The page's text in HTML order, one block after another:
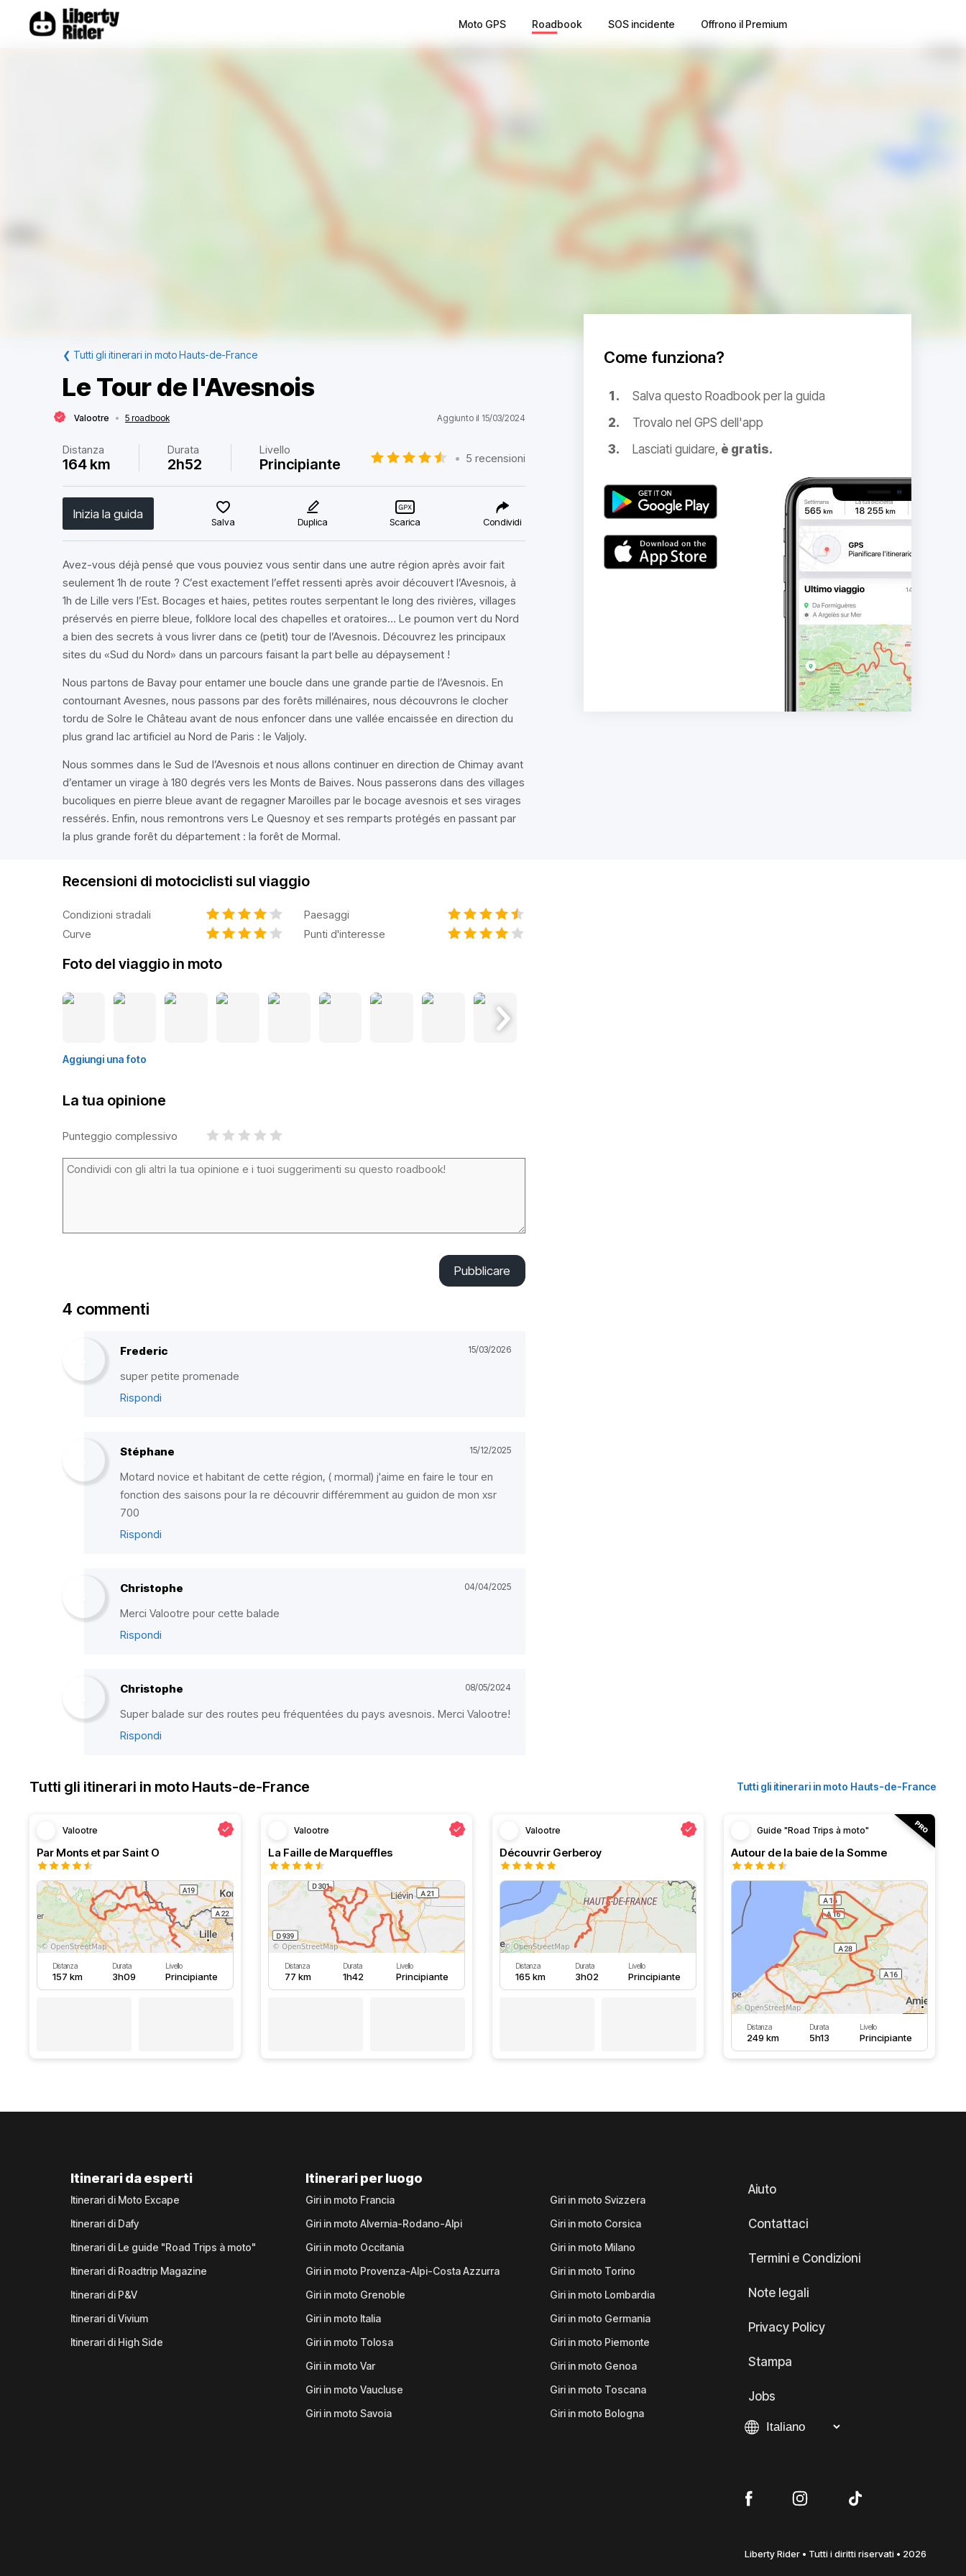
Moto GPS Roadbook SOS incidente Offrono il Premium
❮ Tutti gli itinerari in moto Hauts-de-France
Le Tour de l'Avesnois
Valootre • 5 roadbook Aggiunto il 15/03/2024
Distanza
164 km
Durata
2h52
Livello
Principiante • 5 recensioni
Inizia la guida
Salva Duplica Scarica Condividi
Avez-vous déjà pensé que vous pouviez vous sentir dans une autre région après avoir fait
seulement 1h de route ? C’est exactement l’effet ressenti après avoir découvert l’Avesnois, à
1h de Lille vers l’Est. Bocages et haies, petites routes serpentant le long des rivières, villages
préservés en pierre bleue, folklore local des chapelles et oratoires… Le poumon vert du Nord
a bien des secrets à vous livrer dans ce (petit) tour de l’Avesnois. Découvrez les principaux
sites du «Sud du Nord» dans un parcours faisant la part belle au dépaysement !
Nous partons de Bavay pour entamer une boucle dans une grande partie de l’Avesnois. En
contournant Avesnes, nous passons par des forêts millénaires, nous découvrons le clocher
tordu de Solre le Château avant de nous enfoncer dans une vallée encaissée en direction du
plus grand lac artificiel au Nord de Paris : le Valjoly.
Nous sommes dans le Sud de l’Avesnois et nous allons continuer en direction de Chimay avant
d’entamer un virage à 180 degrés vers les Monts de Baives. Nous passerons dans des villages
bucoliques en pierre bleue avant de regagner Maroilles par le bocage avesnois et ses virages
ressérés. Enfin, nous remontrons vers Le Quesnoy et ses remparts protégés en passant par
la plus grande forêt du département : la forêt de Mormal.
Come funziona?
Salva questo Roadbook per la guida
Trovalo nel GPS dell'app
Lasciati guidare, è gratis.
Recensioni di motociclisti sul viaggio
Condizioni stradali
Paesaggi
Curve
Punti d'interesse
Foto del viaggio in moto
Aggiungi una foto
La tua opinione
Punteggio complessivo
Pubblicare
4 commenti
Frederic 15/03/2026
super petite promenade
Rispondi
Stéphane 15/12/2025
Motard novice et habitant de cette région, ( mormal) j'aime en faire le tour en
fonction des saisons pour la re découvrir différemment au guidon de mon xsr
700
Rispondi
Christophe 04/04/2025
Merci Valootre pour cette balade
Rispondi
Christophe 08/05/2024
Super balade sur des routes peu fréquentées du pays avesnois. Merci Valootre!
Rispondi
Tutti gli itinerari in moto Hauts-de-France Tutti gli itinerari in moto Hauts-de-France
Valootre
Par Monts et par Saint O
Distanza
157 km
Durata
3h09
Livello
Principiante
Valootre
La Faille de Marqueffles
Distanza
77 km
Durata
1h42
Livello
Principiante
Valootre
Découvrir Gerberoy
Distanza
165 km
Durata
3h02
Livello
Principiante
Guide "Road Trips à moto"
Autour de la baie de la Somme
Distanza
249 km
Durata
5h13
Livello
Principiante
Itinerari da esperti
Itinerari di Moto Excape
Itinerari di Dafy
Itinerari di Le guide "Road Trips à moto"
Itinerari di Roadtrip Magazine
Itinerari di P&V
Itinerari di Vivium
Itinerari di High Side
Itinerari per luogo
Giri in moto Francia
Giri in moto Alvernia-Rodano-Alpi
Giri in moto Occitania
Giri in moto Provenza-Alpi-Costa Azzurra
Giri in moto Grenoble
Giri in moto Italia
Giri in moto Tolosa
Giri in moto Var
Giri in moto Vaucluse
Giri in moto Savoia
Giri in moto Svizzera
Giri in moto Corsica
Giri in moto Milano
Giri in moto Torino
Giri in moto Lombardia
Giri in moto Germania
Giri in moto Piemonte
Giri in moto Genoa
Giri in moto Toscana
Giri in moto Bologna
Aiuto
Contattaci
Termini e Condizioni
Note legali
Privacy Policy
Stampa
Jobs
Liberty Rider • Tutti i diritti riservati • 2026